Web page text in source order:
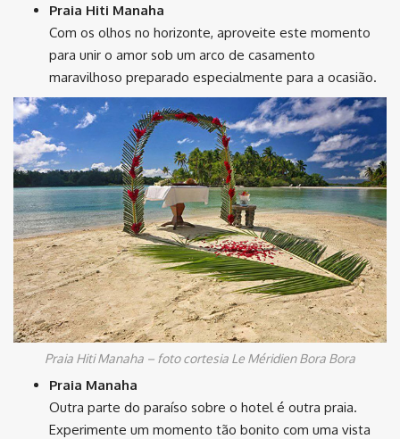
Praia Hiti Manaha
Com os olhos no horizonte, aproveite este momento
para unir o amor sob um arco de casamento
maravilhoso preparado especialmente para a ocasião.
Praia Hiti Manaha – foto cortesia Le Méridien Bora Bora
Praia Manaha
Outra parte do paraíso sobre o hotel é outra praia.
Experimente um momento tão bonito com uma vista